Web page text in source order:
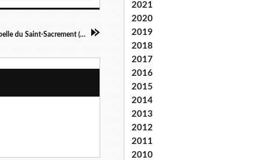
Eglise d'Auvers-sur-Oise, Chapelle du Saint-Sacrement (1/2)
2021
2020
2019
2018
2017
2016
2015
2014
2013
2012
2011
2010